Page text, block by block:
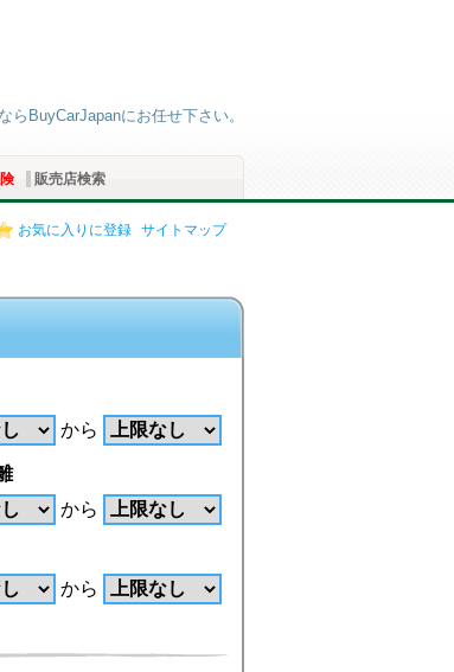
らBuyCarJapanにお任せ下さい。
販売店検索
お気に入りに登録 サイトマップ
から
から
から